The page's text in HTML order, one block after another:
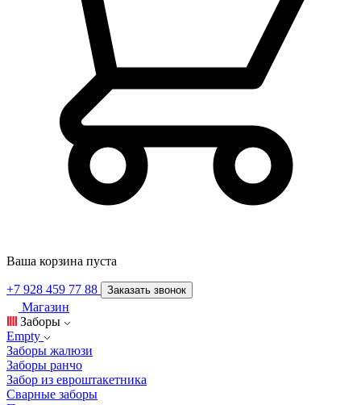
Ваша корзина пуста
+7 928 459 77 88 Заказать звонок
Магазин
Заборы
Empty
Заборы жалюзи
Заборы ранчо
Забор из евроштакетника
Сварные заборы